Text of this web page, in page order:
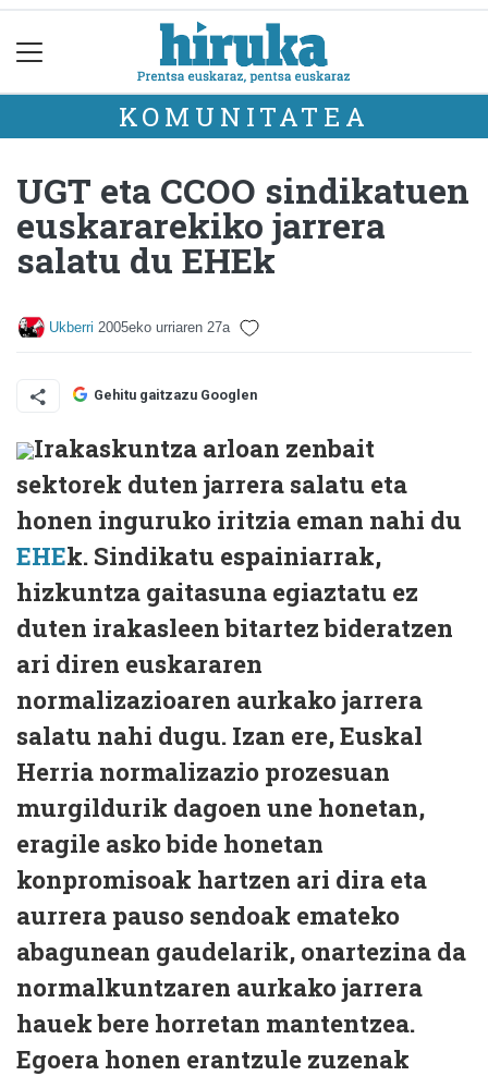
KOMUNITATEA
UGT eta CCOO sindikatuen
euskararekiko jarrera
salatu du EHEk
Ukberri 2005eko urriaren 27a
Gehitu gaitzazu Googlen
Irakaskuntza arloan zenbait
sektorek duten jarrera salatu eta
honen inguruko iritzia eman nahi du
EHEk. Sindikatu espainiarrak,
hizkuntza gaitasuna egiaztatu ez
duten irakasleen bitartez bideratzen
ari diren euskararen
normalizazioaren aurkako jarrera
salatu nahi dugu. Izan ere, Euskal
Herria normalizazio prozesuan
murgildurik dagoen une honetan,
eragile asko bide honetan
konpromisoak hartzen ari dira eta
aurrera pauso sendoak emateko
abagunean gaudelarik, onartezina da
normalkuntzaren aurkako jarrera
hauek bere horretan mantentzea.
Egoera honen erantzule zuzenak